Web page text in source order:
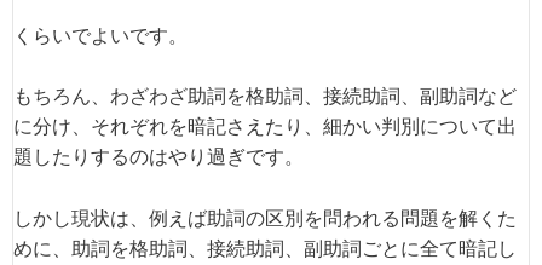
くらいでよいです。
もちろん、わざわざ助詞を格助詞、接続助詞、副助詞など
に分け、それぞれを暗記さえたり、細かい判別について出
題したりするのはやり過ぎです。
しかし現状は、例えば助詞の区別を問われる問題を解くた
めに、助詞を格助詞、接続助詞、副助詞ごとに全て暗記し